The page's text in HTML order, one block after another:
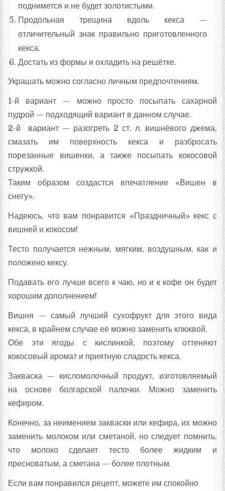
поднимется и не будет золотистыми.
Продольная трещина вдоль кекса —
отличительный знак правильно приготовленного
кекса.
Достать из формы и охладить на решётке.
Украшать можно согласно личным предпочтениям.
1-й вариант — можно просто посыпать сахарной
пудрой — подходящий вариант в данном случае.
2-й вариант — разогреть 2 ст. л. вишнёвого джема,
смазать им поверхность кекса и разбросать
порезанные вишенки, а также посыпать кокосовой
стружкой.
Таким образом создастся впечатление «Вишен в
снегу».
Надеюсь, что вам понравится «Праздничный» кекс с
вишней и кокосом!
Тесто получается нежным, мягким, воздушным, как и
положено кексу.
Подавать его лучше всего к чаю, но и к кофе он будет
хорошим дополнением!
Вишня — самый лучший сухофрукт для этого вида
кекса, в крайнем случае её можно заменить клюквой.
Обе эти ягоды с кислинкой, поэтому оттеняют
кокосовый аромат и приятную сладость кекса.
Закваска — кисломолочный продукт, изготовляемый
на основе болгарской палочки. Можно заменить
кефиром.
Конечно, за неимением закваски или кефира, их можно
заменить молоком или сметаной, но следует помнить,
что молоко сделает тесто более жидким и
пресноватым, а сметана — более плотным.
Если вам понравился рецепт, можете им спокойно